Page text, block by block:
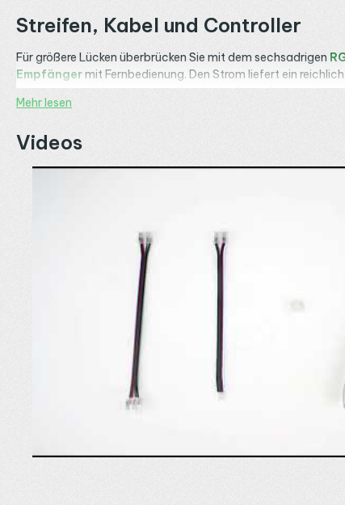
Streifen, Kabel und Controller
Für größere Lücken überbrücken Sie mit dem sechsadrigen
Empfängermit Fernbedienung. Den Strom liefert ein
Klemmen und Verbindungsclips . In der
Halten Sie die Belegung exakt ein, sonst geraten Farben
für 12 mm breite Bänder schützt den Streifen und leitet die
stimmen Sie das Weiß aufs
Sie auf warmes Weiß oder tauchen den Raum in Farbe.
Mehr lesen
Videos